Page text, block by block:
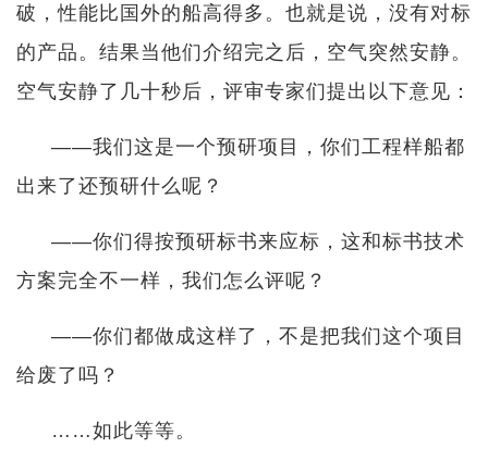
破，性能比国外的船高得多。也就是说，没有对标
的产品。结果当他们介绍完之后，空气突然安静。
空气安静了几十秒后，评审专家们提出以下意见：
——我们这是一个预研项目，你们工程样船都
出来了还预研什么呢？
——你们得按预研标书来应标，这和标书技术
方案完全不一样，我们怎么评呢？
——你们都做成这样了，不是把我们这个项目
给废了吗？
……如此等等。